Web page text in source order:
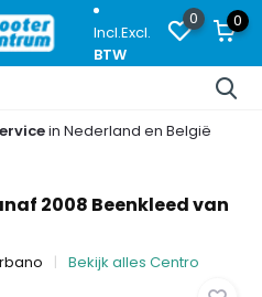
Incl.Excl.
BTW
0 0
in Nederland en België
2008 Beenkleed van
Bekijk alles Centro